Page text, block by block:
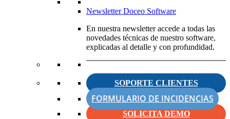
Newsletter Doceo Software
En nuestra newsletter accede a todas las
novedades técnicas de nuestro software,
explicadas al detalle y con profundidad.
SOPORTE CLIENTES
FORMULARIO DE INCIDENCIAS
SOLICITA DEMO